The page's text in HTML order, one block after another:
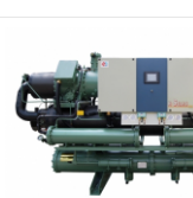
électroniques, équipé
condenseur de
évaporateur